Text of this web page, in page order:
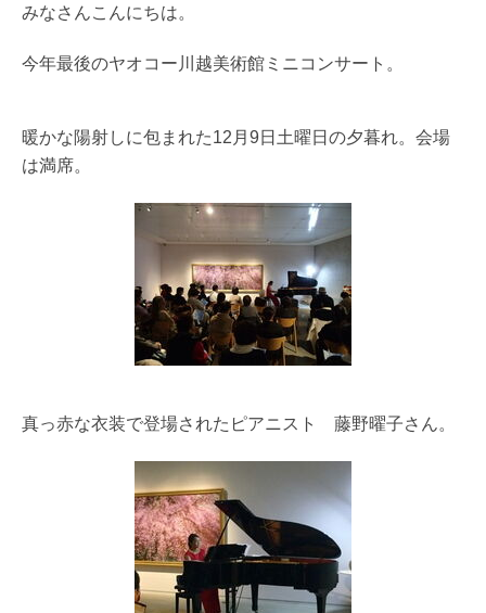
みなさんこんにちは。
今年最後のヤオコー川越美術館ミニコンサート。
暖かな陽射しに包まれた12月9日土曜日の夕暮れ。会場
は満席。
真っ赤な衣装で登場されたピアニスト 藤野曜子さん。